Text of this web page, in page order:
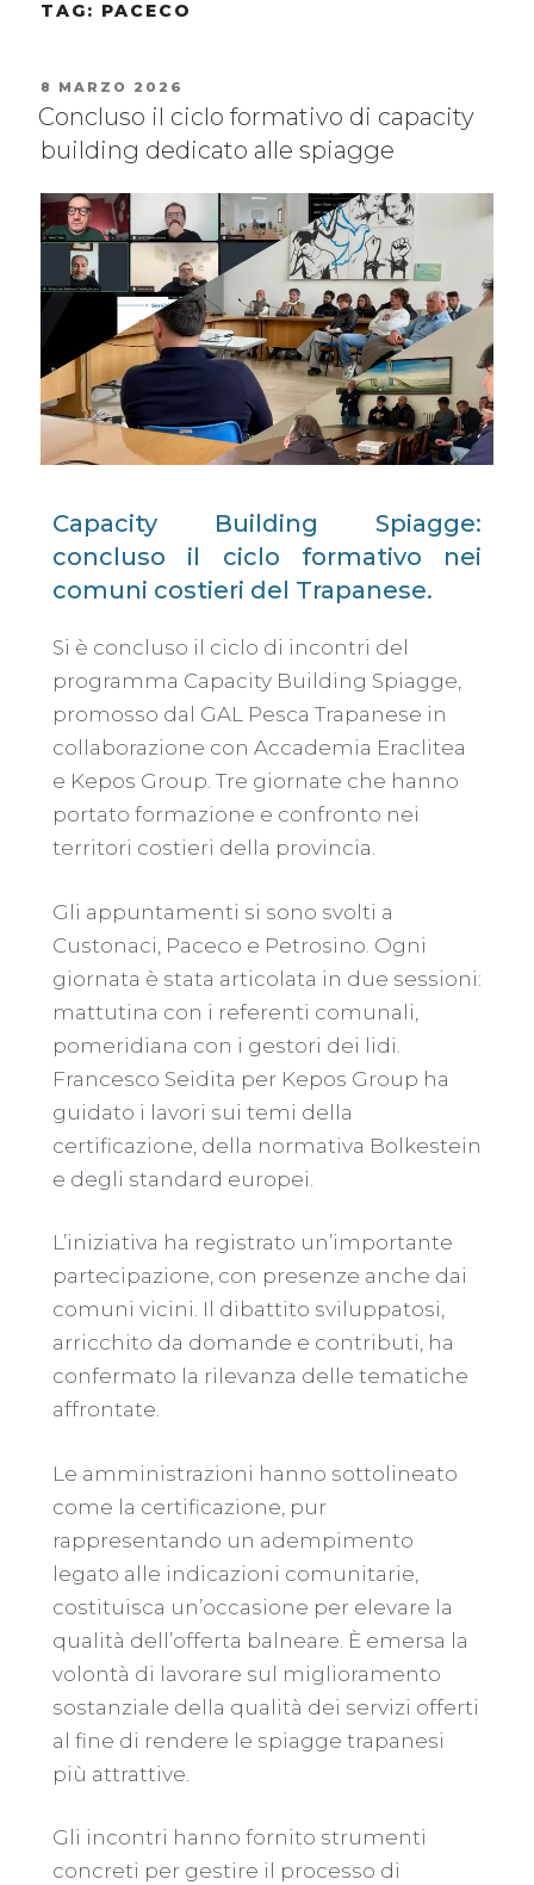
TAG: PACECO
8 MARZO 2026
Concluso il ciclo formativo di capacity
building dedicato alle spiagge
Capacity Building Spiagge:
concluso il ciclo formativo nei
comuni costieri del Trapanese.
Si è concluso il ciclo di incontri del
programma Capacity Building Spiagge,
promosso dal GAL Pesca Trapanese in
collaborazione con Accademia Eraclitea
e Kepos Group. Tre giornate che hanno
portato formazione e confronto nei
territori costieri della provincia.
Gli appuntamenti si sono svolti a
Custonaci, Paceco e Petrosino. Ogni
giornata è stata articolata in due sessioni:
mattutina con i referenti comunali,
pomeridiana con i gestori dei lidi.
Francesco Seidita per Kepos Group ha
guidato i lavori sui temi della
certificazione, della normativa Bolkestein
e degli standard europei.
L’iniziativa ha registrato un’importante
partecipazione, con presenze anche dai
comuni vicini. Il dibattito sviluppatosi,
arricchito da domande e contributi, ha
confermato la rilevanza delle tematiche
affrontate.
Le amministrazioni hanno sottolineato
come la certificazione, pur
rappresentando un adempimento
legato alle indicazioni comunitarie,
costituisca un’occasione per elevare la
qualità dell’offerta balneare. È emersa la
volontà di lavorare sul miglioramento
sostanziale della qualità dei servizi offerti
al fine di rendere le spiagge trapanesi
più attrattive.
Gli incontri hanno fornito strumenti
concreti per gestire il processo di